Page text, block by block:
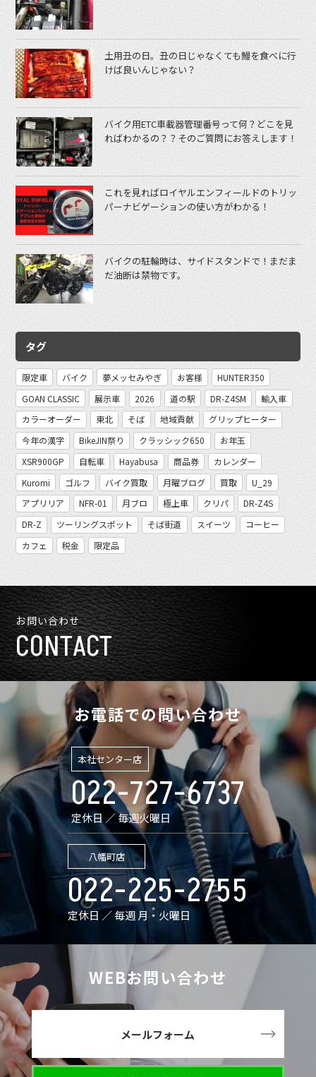
土用丑の日。丑の日じゃなくても鰻を食べに行
けば良いんじゃない？
バイク用ETC車載器管理番号って何？どこを見
ればわかるの？？そのご質問にお答えします！
これを見ればロイヤルエンフィールドのトリッ
パーナビゲーションの使い方がわかる！
バイクの駐輪時は、サイドスタンドで！まだま
だ油断は禁物です。
タグ
限定車 バイク 夢メッセみやぎ お客様
HUNTER350
GOAN CLASSIC
展示車 2026 道の駅 DR-Z4SM
輸入車
カラーオーダー
東北 そば 地域貢献
グリップヒーター
今年の漢字
BikeJIN祭り クラッシック650
お年玉
XSR900GP
自転車 Hayabusa 商品券
カレンダー
Kuromi
ゴルフ バイク買取 月曜ブログ 買取
U_29
アプリリア
NFR-01 月ブロ 極上車 クリパ
DR-Z4S
DR-Z
ツーリングスポット そば街道 スイーツ
コーヒー
カフェ
税金 限定品
お問い合わせ
CONTACT
お電話での問い合わせ
本社センター店
022-727-6737
定休日 ／ 毎週火曜日
八幡町店
022-225-2755
定休日 ／ 毎週 月・火曜日
WEBお問い合わせ
メールフォーム